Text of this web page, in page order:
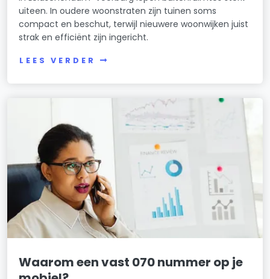
uiteen. In oudere woonstraten zijn tuinen soms
compact en beschut, terwijl nieuwere woonwijken juist
strak en efficiënt zijn ingericht.
LEES VERDER
Waarom een vast 070 nummer op je